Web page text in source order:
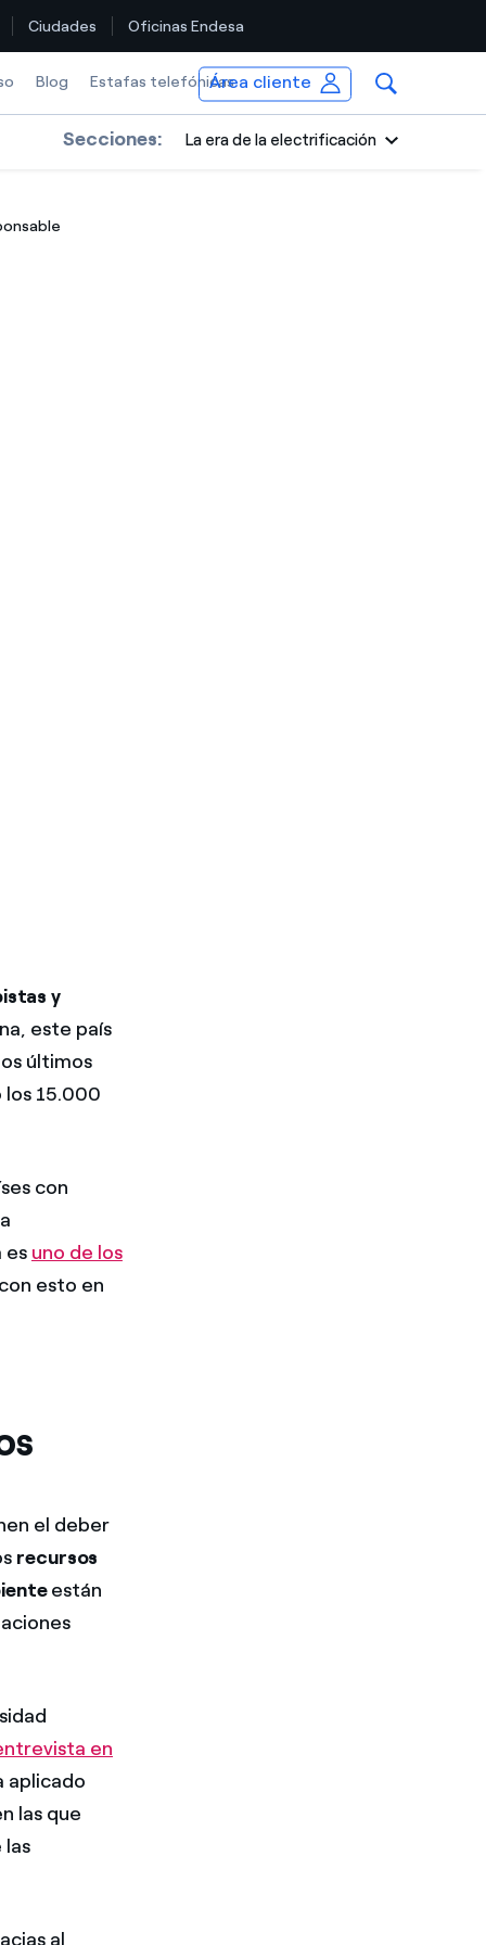
Ciudades Oficinas Endesa
Blog Estafas telefónicasÁrea cliente
Secciones: La era de la electrificación
y
este país
últimos
los 15.000
con
es uno de los
esto en
el deber
recursos
están
en
aplicado
las que
las
al